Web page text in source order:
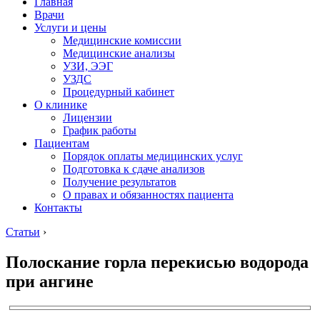
Врачи
Услуги и цены
Медицинские комиссии
Медицинские анализы
УЗИ, ЭЭГ
УЗДС
Процедурный кабинет
О клинике
Лицензии
График работы
Пациентам
Порядок оплаты медицинских услуг
Подготовка к сдаче анализов
Получение результатов
О правах и обязанностях пациента
Контакты
Статьи ›
Полоскание горла перекисью водорода
при ангине